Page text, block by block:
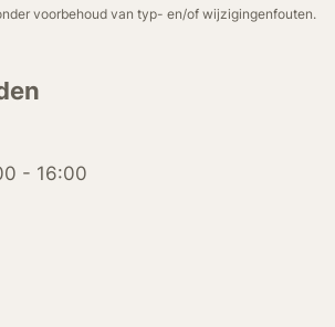
voorbehoud van typ- en/of wijzigingenfouten.
- 16:00